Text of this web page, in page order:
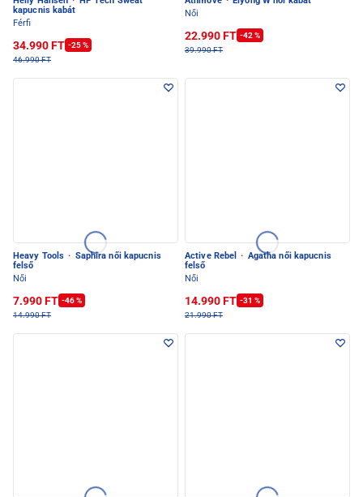
kapucnis kabát
Férfi
34.990 FT -25 %
46.990 FT
Női
22.990 FT -42 %
39.990 FT
Heavy Tools · Saphira női kapucnis
felső
Női
7.990 FT -46 %
14.990 FT
Active Rebel · Agatha női kapucnis
felső
Női
14.990 FT -31 %
21.990 FT